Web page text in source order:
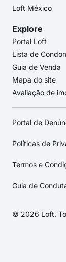
Loft México
Explore
Portal Loft
Lista de
Guia de Venda
Mapa do site
Avaliação de
Portal de
Políticas de
Termos e
Guia de
© 2026 Loft.